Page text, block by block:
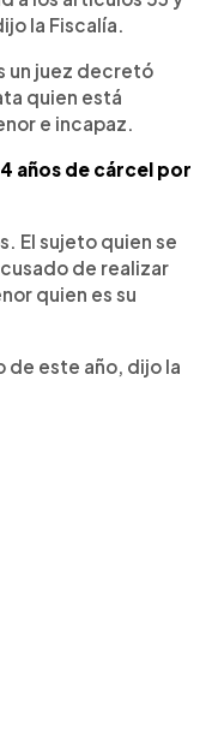
la Fiscalía.
un juez decretó
quien está
e incapaz.
años de cárcel por
El sujeto quien se
de realizar
quien es su
de este año, dijo la